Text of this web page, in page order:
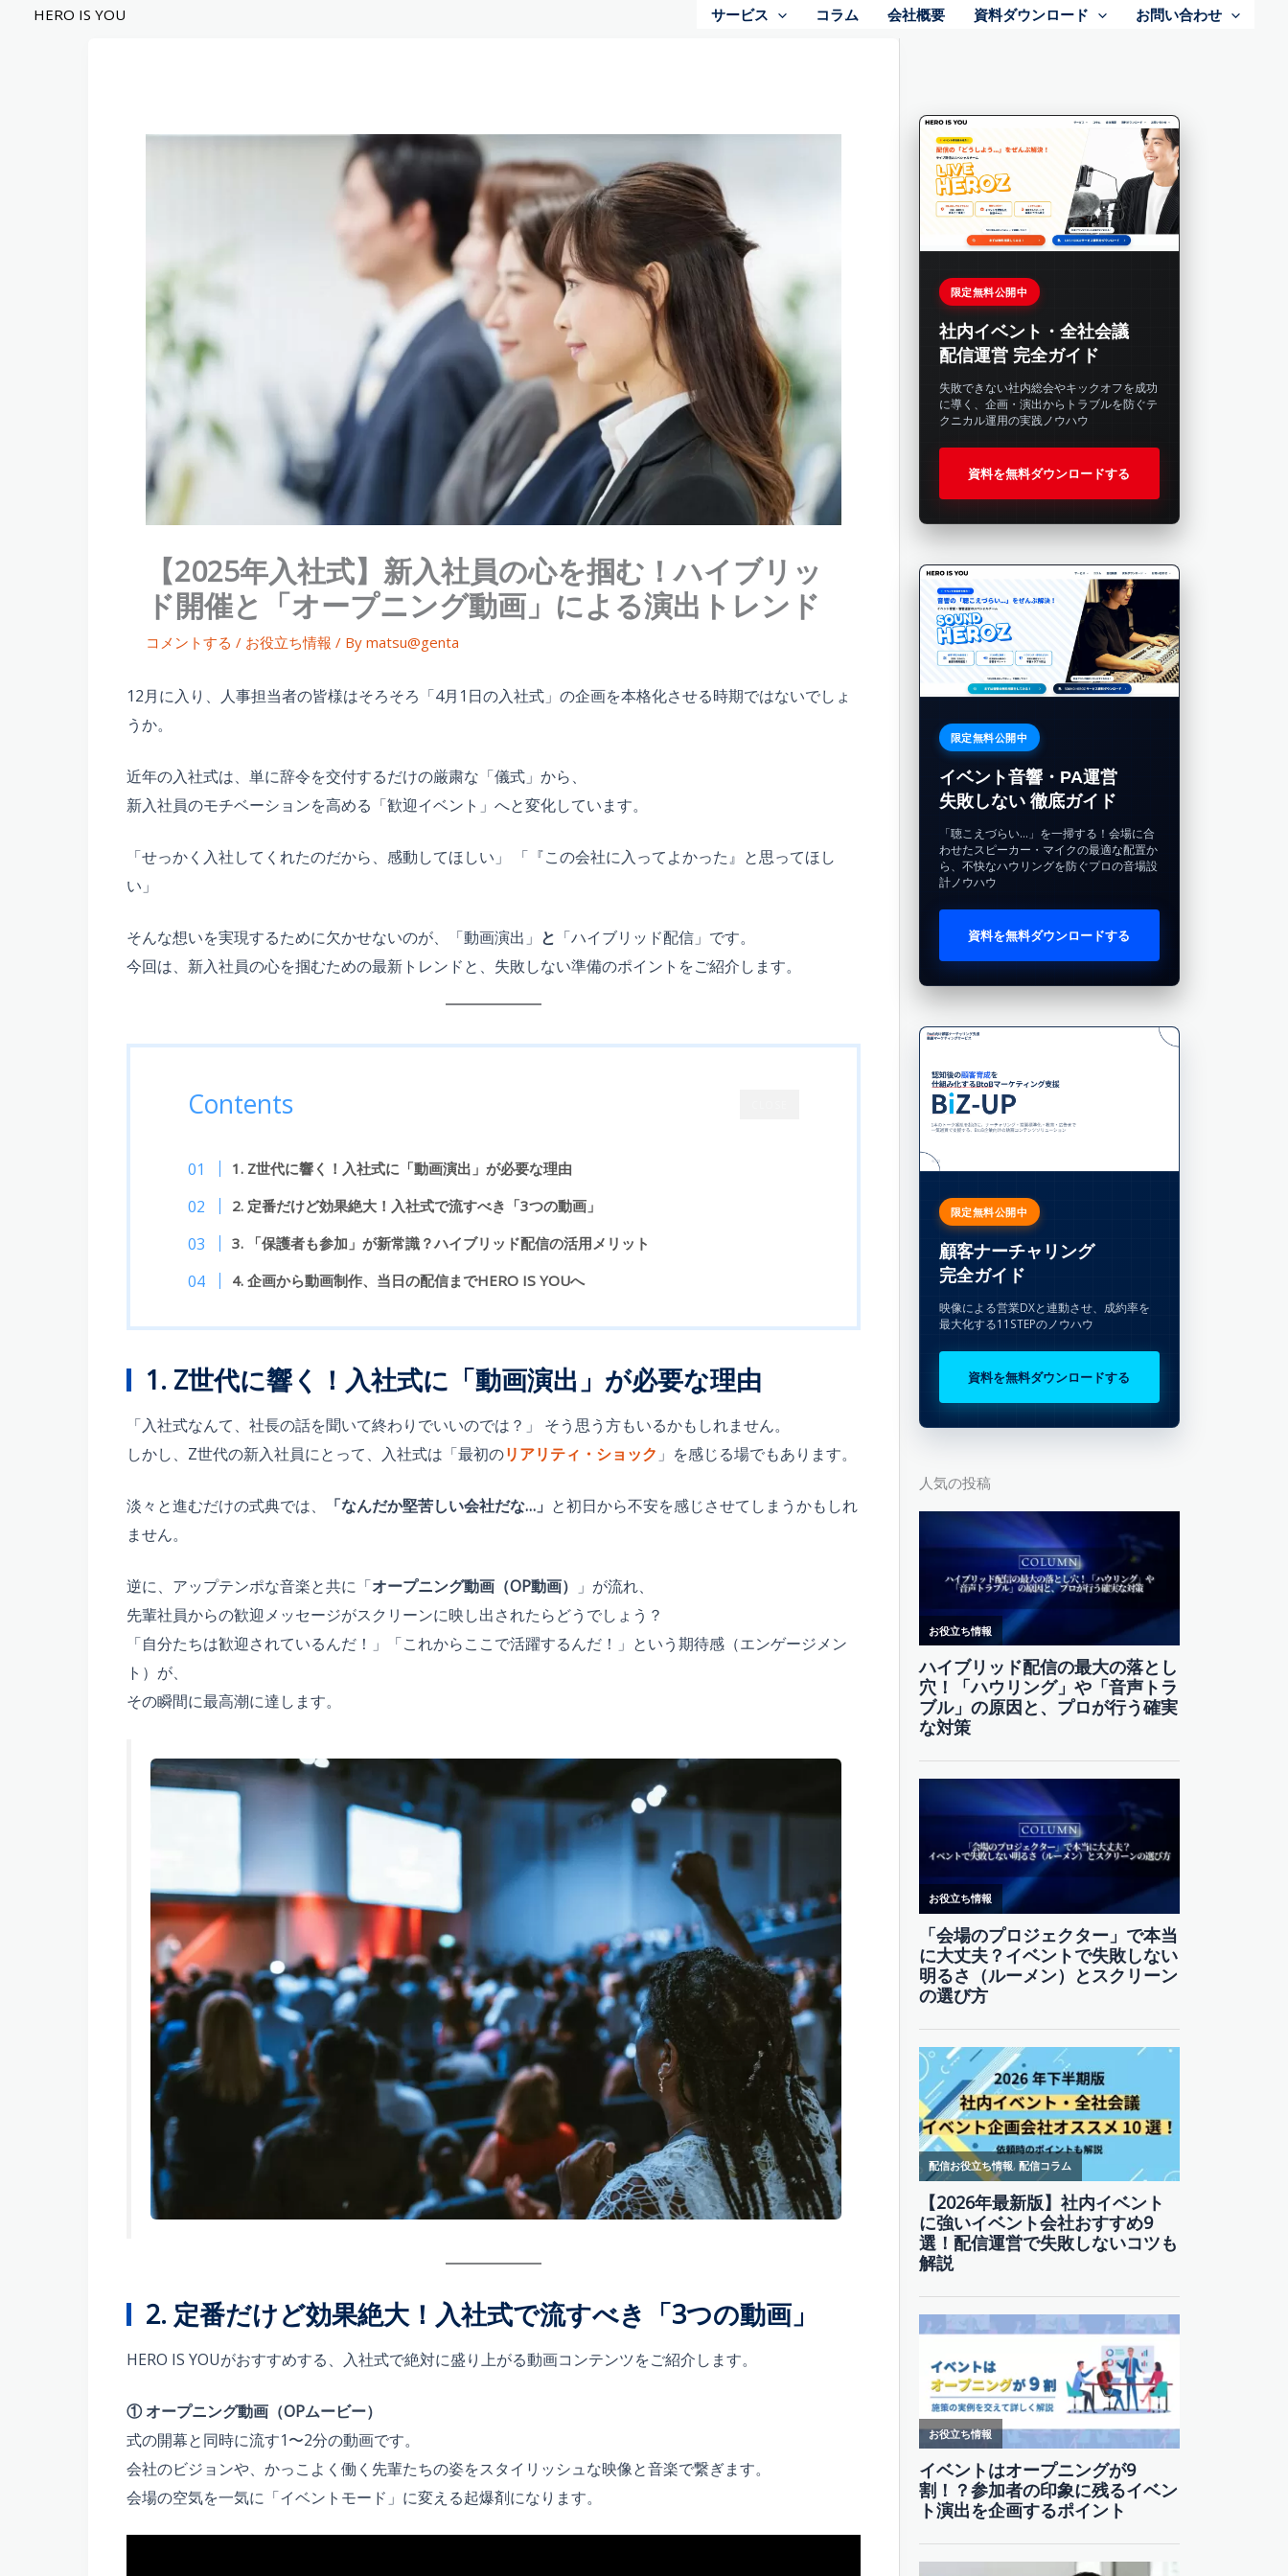
HERO IS YOU サービス コラム 会社概要 資料ダウンロード お問い合わせ
【2025年入社式】新入社員の心を掴む！ハイブリッ
ド開催と「オープニング動画」による演出トレンド
コメントする / お役立ち情報 / By matsu@genta
12月に入り、人事担当者の皆様はそろそろ「4月1日の入社式」の企画を本格化させる時期ではないでしょ
うか。
近年の入社式は、単に辞令を交付するだけの厳粛な「儀式」から、
新入社員のモチベーションを高める「歓迎イベント」へと変化しています。
「せっかく入社してくれたのだから、感動してほしい」 「『この会社に入ってよかった』と思ってほし
い」
そんな想いを実現するために欠かせないのが、「動画演出」 と 「ハイブリッド配信」です。
今回は、新入社員の心を掴むための最新トレンドと、失敗しない準備のポイントをご紹介します。
Contents
1. Z世代に響く！入社式に「動画演出」が必要な理由
2. 定番だけど効果絶大！入社式で流すべき「3つの動画」
3. 「保護者も参加」が新常識？ハイブリッド配信の活用メリット
4. 企画から動画制作、当日の配信までHERO IS YOUへ
1. Z世代に響く！入社式に「動画演出」が必要な理由
「入社式なんて、社長の話を聞いて終わりでいいのでは？」 そう思う方もいるかもしれません。
しかし、Z世代の新入社員にとって、入社式は「最初のリアリティ・ショック 」を感じる場でもあります。
淡々と進むだけの式典では、 「なんだか堅苦しい会社だな…」 と初日から不安を感じさせてしまうかもしれ
ません。
逆に、アップテンポな音楽と共に「オープニング動画（OP動画）
」が流れ、
先輩社員からの歓迎メッセージがスクリーンに映し出されたらどうでしょう？
「自分たちは歓迎されているんだ！」「これからここで活躍するんだ！」という期待感（エンゲージメン
ト）が、
その瞬間に最高潮に達します。
2. 定番だけど効果絶大！入社式で流すべき「3つの動画」
HERO IS YOUがおすすめする、入社式で絶対に盛り上がる動画コンテンツをご紹介します。
① オープニング動画（OPムービー）
式の開幕と同時に流す1〜2分の動画です。
会社のビジョンや、かっこよく働く先輩たちの姿をスタイリッシュな映像と音楽で繋ぎます。
会場の空気を一気に「イベントモード」に変える起爆剤になります。
限定無料公開中
社内イベント・全社会議
配信運営 完全ガイド
失敗できない社内総会やキックオフを成功
に導く、企画・演出からトラブルを防ぐテ
クニカル運用の実践ノウハウ
資料を無料ダウンロードする
限定無料公開中
イベント音響・PA運営
失敗しない 徹底ガイド
「聴こえづらい…」を一掃する！会場に合
わせたスピーカー・マイクの最適な配置か
ら、不快なハウリングを防ぐプロの音場設
計ノウハウ
資料を無料ダウンロードする
限定無料公開中
顧客ナーチャリング
完全ガイド
映像による営業DXと連動させ、成約率を
最大化する11STEPのノウハウ
資料を無料ダウンロードする
人気の投稿